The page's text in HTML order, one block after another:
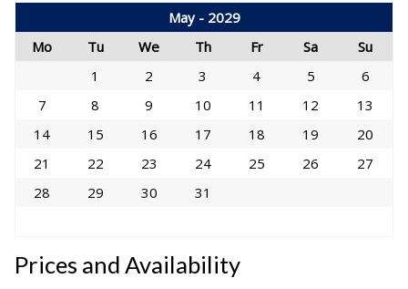
Prices and Availability
May - 2029
Mo
Tu We Th Fr Sa
Su
1
2 3 4 5
6
7
8 9 10 11 12
13
14
15 16 17 18 19
20
21
22 23 24 25 26
27
28
29 30 31